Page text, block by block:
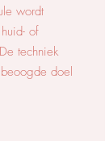
wordt
of
techniek
doel